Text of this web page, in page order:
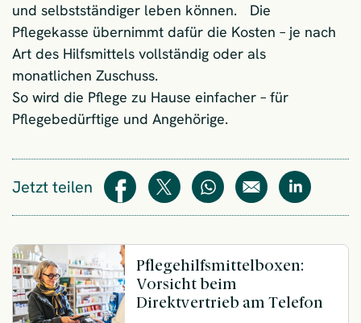
und selbstständiger leben können. Die
Pflegekasse übernimmt dafür die Kosten – je nach
Art des Hilfsmittels vollständig oder als
monatlichen Zuschuss.
So wird die Pflege zu Hause einfacher – für
Pflegebedürftige und Angehörige.
Jetzt teilen Teilen Teilen WhatsAppE-Mail Teilen
Pflegehilfsmittelboxen:
Vorsicht beim
Direktvertrieb am Telefon